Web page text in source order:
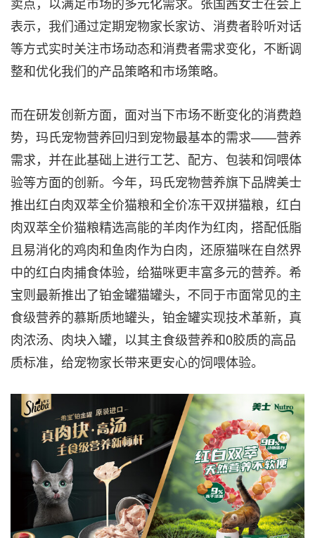
表示，我们通过定期宠物家长家访、消费者聆听对话
等方式实时关注市场动态和消费者需求变化，不断调
整和优化我们的产品策略和市场策略。
而在研发创新方面，面对当下市场不断变化的消费趋
势，玛氏宠物营养回归到宠物最基本的需求——营养
需求，并在此基础上进行工艺、配方、包装和饲喂体
验等方面的创新。今年，玛氏宠物营养旗下品牌美士
推出红白肉双萃全价猫粮和全价冻干双拼猫粮，红白
肉双萃全价猫粮精选高能的羊肉作为红肉，搭配低脂
且易消化的鸡肉和鱼肉作为白肉，还原猫咪在自然界
中的红白肉捕食体验，给猫咪更丰富多元的营养。希
宝则最新推出了铂金罐猫罐头，不同于市面常见的主
食级营养的慕斯质地罐头，铂金罐实现技术革新，真
肉浓汤、肉块入罐，以其主食级营养和0胶质的高品
质标准，给宠物家长带来更安心的饲喂体验。